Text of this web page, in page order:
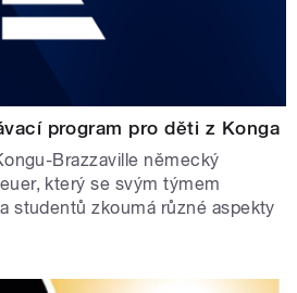
program pro děti z Konga
Brazzaville německý
který se svým týmem
studentů zkoumá různé aspekty